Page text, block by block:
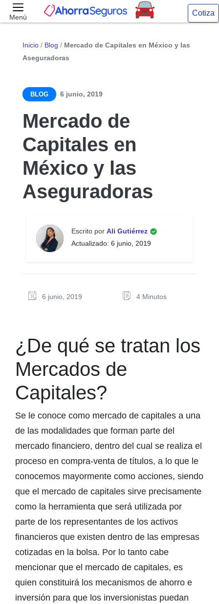
Menú Cotiza
Inicio / Blog / Mercado de Capitales en México y las
Aseguradoras
BLOG 6 junio, 2019
Mercado de
Capitales en
México y las
Aseguradoras
Escrito por Ali Gutiérrez
Actualizado: 6 junio, 2019
6 junio, 2019 4 Minutos
¿De qué se tratan los
Mercados de
Capitales?
Se le conoce como mercado de capitales a una
de las modalidades que forman parte del
mercado financiero, dentro del cual se realiza el
proceso en compra-venta de títulos, a lo que le
conocemos mayormente como acciones, siendo
que el mercado de capitales sirve precisamente
como la herramienta que será utilizada por
parte de los representantes de los activos
financieros que existen dentro de las empresas
cotizadas en la bolsa. Por lo tanto cabe
mencionar que el mercado de capitales, es
quien constituirá los mecanismos de ahorro e
inversión para que los inversionistas puedan